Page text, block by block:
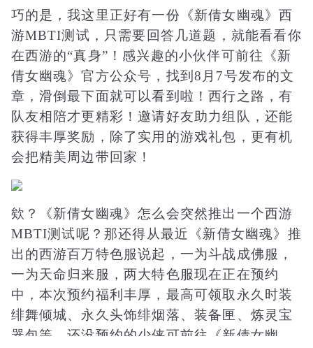
巧的是，我这里正好有一份《新倩女幽魂》西
游MBTI测试，只需要回答几道题，就能看看你
在西游的“真身”！感兴趣的小伙伴可前往《新
倩女幽魂》官方公众号，找到8月7号发布的文
章，滑倒最下面就可以看到啦！西行之路，有
队友相陪才更精彩！邀请好友助力组队，还能
获得丰厚奖励，除了实用的游戏礼包，更有机
会把精美周边带回家！
欸？《新倩女幽魂》怎么会突然推出一个西游
MBTI测试呢？那还得从最近《新倩女幽魂》推
出的西游百万特色服说起，一为斗战成佛服，
一为天命归来服，两大特色服现在正在预约
中，本次预约福利丰厚，最高可领取永久时装
绯舞倾城、永久头饰绯烟落、装备匣、炼灵宝
器包等。还没预约的少侠可前往《新倩女幽